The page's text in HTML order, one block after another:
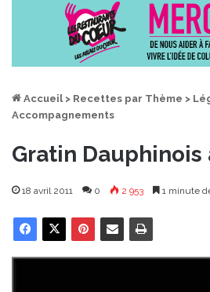
Accueil > Recettes par Thème >
Accompagnements
Gratin Dauphinois
18 avril 2011 0 2 953 1 minute